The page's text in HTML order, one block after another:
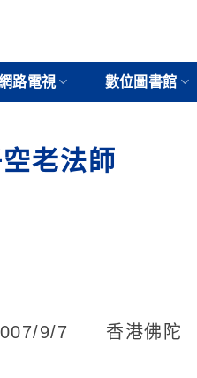
路電視 數位圖書館
老法師
9/7 香港佛陀